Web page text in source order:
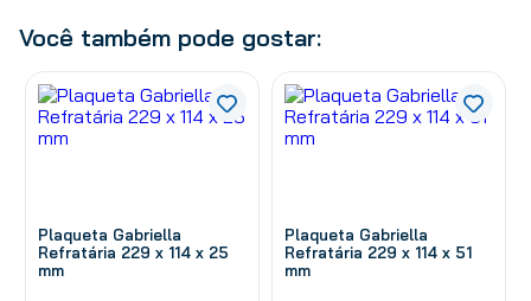
Você também pode gostar:
Plaqueta Gabriella
Refratária 229 x 114 x 25
mm
Plaqueta Gabriella
Refratária 229 x 114 x 51
mm